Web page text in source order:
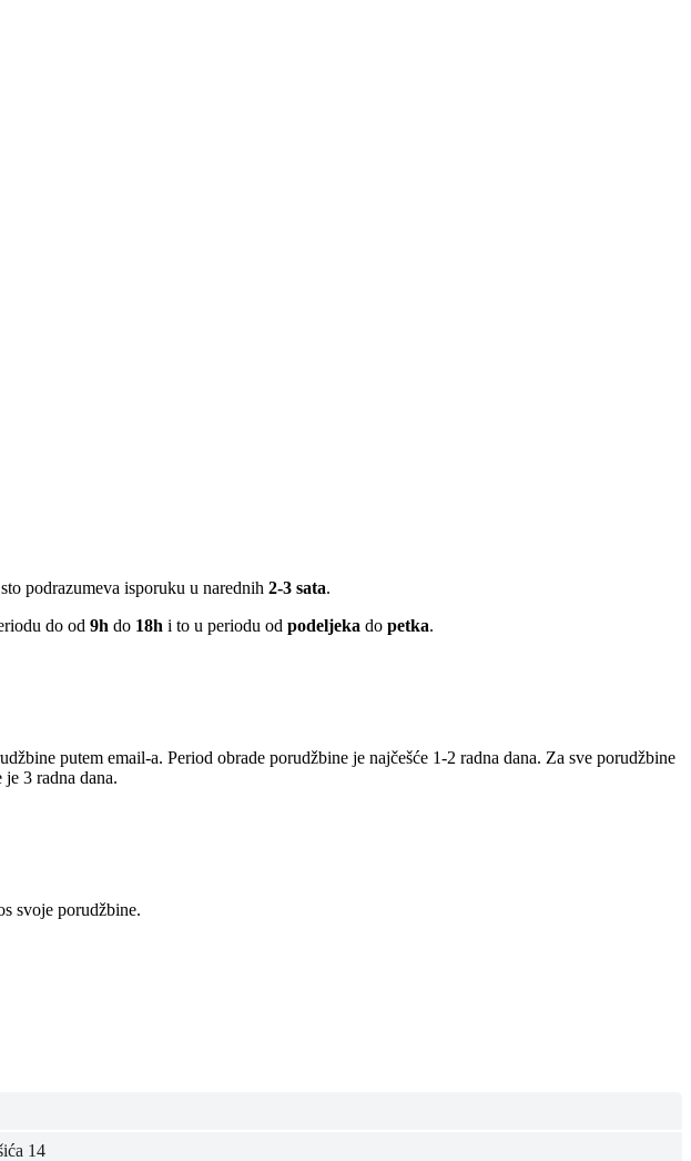
podrazumeva isporuku u narednih 2-3 sata.
do od 9h do 18h i to u periodu od podeljeka do petka.
putem email-a. Period obrade porudžbine je najčešće 1-2 radna dana. Za sve porudžbine
3 radna dana.
svoje porudžbine.
14